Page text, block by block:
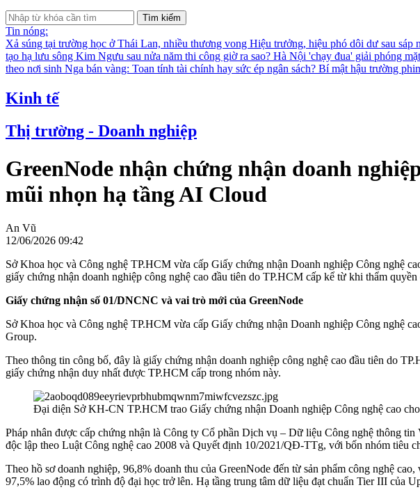
Tìm kiếm
Tin nóng:
Xả súng tại trường học ở Thái Lan, nhiều thương vong Hiệu trưởng, hiệu phó dôi dư sau sáp
tạo hạ lưu sông Kim Ngưu sau nửa năm thi công giờ ra sao? Hà Nội 'chạy đua' giải phóng
theo nơi sinh Nga bán vàng: Toan tính tài chính hay sức ép ngân sách? Bí mật hậu trường
Kinh tế
Thị trường - Doanh nghiệp
GreenNode nhận chứng nhận doanh
mũi nhọn hạ tầng AI Cloud
An Vũ
12/06/2026 09:42
Sở Khoa học và Công nghệ TP.HCM vừa cấp Giấy chứng nhận Doanh nghiệp Công nghệ
giấy chứng nhận doanh nghiệp công nghệ cao đầu tiên do TP.HCM cấp kể từ khi thẩm
Giấy chứng nhận số 01/DNCNC và vai trò mới của GreenNode
Sở Khoa học và Công nghệ TP.HCM vừa cấp Giấy chứng nhận Doanh nghiệp Công nghệ
Group.
Theo thông tin công bố, đây là giấy chứng nhận doanh nghiệp công nghệ cao đầu tiên do
giấy chứng nhận duy nhất được TP.HCM cấp trong nhóm này.
Đại diện Sở KH-CN TP.HCM trao Giấy chứng nhận Doanh nghiệp Công nghệ cao
Pháp nhân được cấp chứng nhận là Công ty Cổ phần Dịch vụ – Dữ liệu Công nghệ thông
độc lập theo Luật Công nghệ cao 2008 và Quyết định 10/2021/QĐ-TTg, với bốn nhóm tiêu
Theo hồ sơ doanh nghiệp, 96,8% doanh thu của GreenNode đến từ sản phẩm công nghệ
97,5% lao động có trình độ đại học trở lên. Hạ tầng trung tâm dữ liệu đạt chuẩn Tier III của